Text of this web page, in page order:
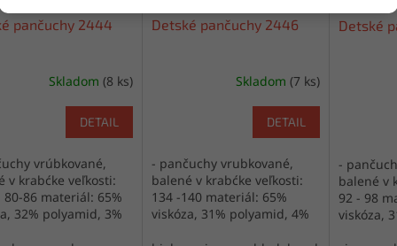
pančuchy 2444
Skladom (8 ks)
DETAIL
vrúbkované,
v krabćke veľkosti:
80-86 materiál: 65%
32% polyamid, 3%
Detské pančuchy 2446
Skladom (7 ks)
DETAIL
- pančuchy vrubkované,
balené v krabćke veľkosti:
134 -140 materiál: 65%
viskóza, 31% polyamid, 4%
Detské
-
balené v
92 - 98
viskóza,